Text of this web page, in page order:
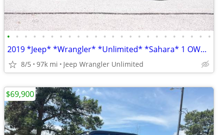
• • • • • • • • • • • • • • • • • • • • • • • •
2019 *Jeep* *Wrangler* *Unlimited* *Sahara* 1 OWNER HARD LOADED
8/5 97k mi Jeep Wrangler Unlimited
$69,900